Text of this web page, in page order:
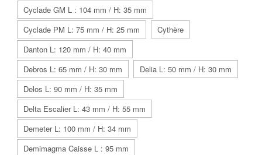
Cyclade GM L : 104 mm / H: 35 mm
Cyclade PM L: 75 mm / H: 25 mm
Cythère
Danton L: 120 mm / H: 40 mm
Debros L: 65 mm / H: 30 mm
Delia L: 50 mm / H: 30 mm
Delos L: 90 mm / H: 35 mm
Delta Escalier L: 43 mm / H: 55 mm
Demeter L: 100 mm / H: 34 mm
Demimagma Caisse L : 95 mm